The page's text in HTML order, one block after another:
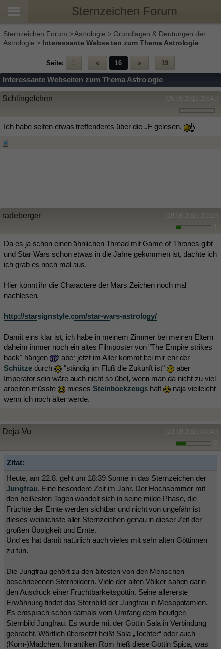
Sternzeichen Forum
Sternzeichen Forum >Astrologie > Grundlagen & Deutungen der
Astrologie > Interessante Webseiten zum Thema Astrologie
Seite: 1 « 16 » 19
Interessante Webseiten zum Thema Astrologie
(05.05.2016 20:45)
Schlingelchen
Ich habe selten etwas treffenderes über die JF gelesen.
(18.06.2016 23:19)
radeberger
Da es ja schon einen ähnlichen Thread mit Game of Thrones gibt
und Star Wars schon etwas in die Jahre gekommen ist, dachte ich
ich grab es noch mal aus.
Hier könnt ihr die Charactere der Mars Zeichen noch mal
nachlesen.
http://starsignstyle.com/star-wars-astrology/
Damit eins klar ist, ich habe in meinem Zimmer bei meinen Eltern
daheim immer noch ein altes Filmposter von "The Empire strikes
back" hängen
aber jetzt im Alter kommt bei mir ehr der
Schütze durch "ständig im Fluß die Zukunft ist"
aber
Imperator sein wäre auch nicht so übel, wenn man da nicht zu viel
arbeiten müsste
mieses Steinbockzeugs halt
naja vielleicht
wenn ich noch älter werde.
(23.08.2016 08:40)
Deja-Vu
Zitat:
Heute, am 22.8. geht um 18:39 Sonne in das Sternzeichen der
Jungfrau. Eine besondere Zeit im Jahr. Der Hochsommer mit
den heißesten Tagen wandelt sich in seine milde Phase, die
Früchte der Ernte werden sichtbar und nicht von ungefähr ist
dieses weiblichste aller Sternzeichen genau in dieser Zeit der
großen Üppigkeit und Ernte.
Und es hat damit natürlich auch vieles mit sehr alten Göttinnen
zu tun.
Die Jungfrau gehört zu den ältesten von den Menschen
beschriebenen Sternbildern. Viele der alten Völker sahen darin
den Ausdruck einer Fruchtbarkeitsgöttin. Seine allererste
Erwähnung findet das Sternbild der Jungfrau in Mesopotamien.
Es entsprach schon damals vom Umfang dem heutigen
Sternbild Jungfrau. Es wurde mit der Göttin Sala in Verbindung
gebracht. Wörtlich übersetzt heißt Sala „Tochter“ oder auch
(Korn-)Mädchen. Im antiken Rom hieß diese Göttin Spica, was